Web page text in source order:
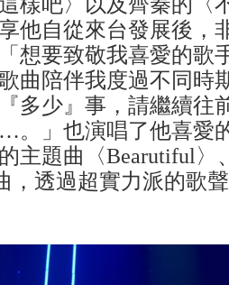
樣吧〉以及齊秦的〈
他自從來台發展後，
想要致敬我喜愛的歌
曲陪伴我度過不同時
多少』事，請繼續往
。」也演唱了他喜愛
主題曲〈Bearutiful〉
，透過超實力派的歌